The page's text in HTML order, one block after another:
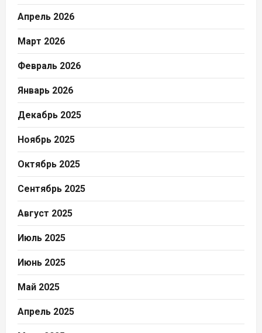
Апрель 2026
Март 2026
Февраль 2026
Январь 2026
Декабрь 2025
Ноябрь 2025
Октябрь 2025
Сентябрь 2025
Август 2025
Июль 2025
Июнь 2025
Май 2025
Апрель 2025